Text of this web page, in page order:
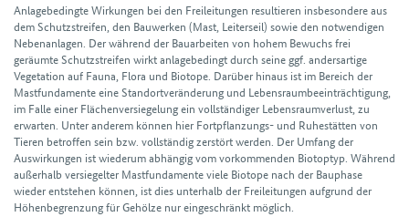
Anlage­bedingte Wirkungen bei den Freileitungen resultieren insbesondere aus
dem Schutzstreifen, den Bau­werken (Mast, Leiterseil) sowie den notwendigen
Nebenanlagen. Der während der Bau­arbeiten von hohem Bewuchs frei
geräumte Schutz­streifen wirkt anlage­bedingt durch seine ggf. anders­artige
Vegetation auf Fauna, Flora und Biotope. Darüber hinaus ist im Bereich der
Mastfundamente eine Standortveränderung und Lebens­raum­beeinträchtigung,
im Falle einer Flächenversiegelung ein vollständiger Lebens­raum­verlust, zu
erwarten. Unter anderem können hier Fort­pflanzungs- und Ruhe­stätten von
Tieren betroffen sein bzw. vollständig zerstört werden. Der Umfang der
Auswirkungen ist wiederum abhängig vom vorkommenden Bio­top­typ. Während
außerhalb versiegelter Mast­fundamente viele Biotope nach der Bau­phase
wieder entstehen können, ist dies unter­halb der Frei­leitungen auf­grund der
Höhen­begrenzung für Gehölze nur eingeschränkt möglich.